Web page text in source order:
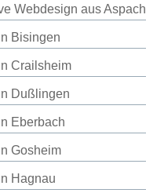
Webdesign aus Aspach
Bisingen
Crailsheim
Dußlingen
Eberbach
Gosheim
Hagnau